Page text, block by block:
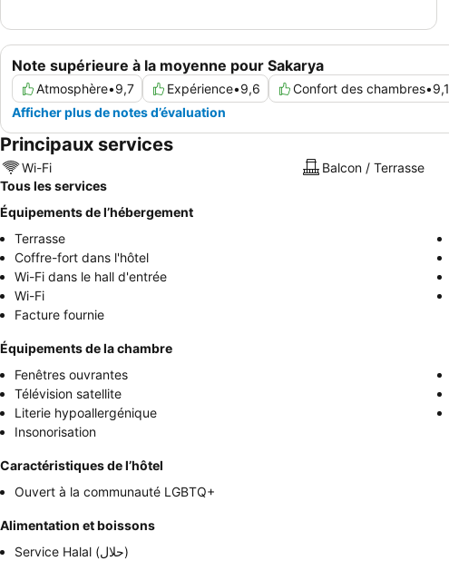
Note supérieure à la moyenne pour Sakarya
Atmosphère•9,7 Expérience•9,6 Confort des chambres•9,1
Afficher plus de notes d’évaluation
Principaux services
Wi-Fi Balcon / Terrasse
Tous les services
Équipements de l’hébergement
Terrasse
Coffre-fort dans l'hôtel
Wi-Fi dans le hall d'entrée
Wi-Fi
Facture fournie
Équipements de la chambre
Fenêtres ouvrantes
Télévision satellite
Literie hypoallergénique
Insonorisation
Caractéristiques de l’hôtel
Ouvert à la communauté LGBTQ+
Alimentation et boissons
Service Halal (حلال)